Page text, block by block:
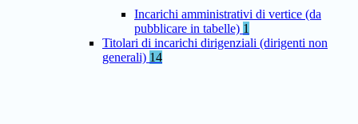
Incarichi amministrativi di vertice (da
pubblicare in tabelle) 1
Titolari di incarichi dirigenziali (dirigenti non
generali) 14